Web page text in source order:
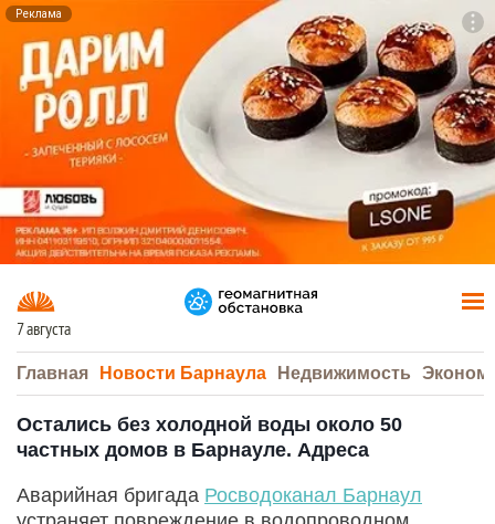
Реклама
7 августа
Главная Новости Барнаула Недвижимость
Остались без холодной воды около 50
частных домов в Барнауле. Адреса
Аварийная бригада Росводоканал Барнаул